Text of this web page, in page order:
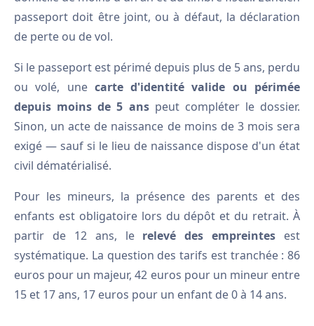
passeport doit être joint, ou à défaut, la déclaration
de perte ou de vol.
Si le passeport est périmé depuis plus de 5 ans, perdu
ou volé, une carte d'identité valide ou périmée
depuis moins de 5 anspeut compléter le dossier.
Sinon, un acte de naissance de moins de 3 mois sera
exigé — sauf si le lieu de naissance dispose d'un état
civil dématérialisé.
Pour les mineurs, la présence des parents et des
enfants est obligatoire lors du dépôt et du retrait. À
partir de 12 ans, le relevé des empreintes est
systématique. La question des tarifs est tranchée : 86
euros pour un majeur, 42 euros pour un mineur entre
15 et 17 ans, 17 euros pour un enfant de 0 à 14 ans.